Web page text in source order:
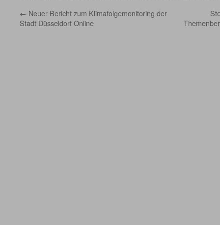
← Neuer Bericht zum Klimafolgemonitoring der
Stadt Düsseldorf Online